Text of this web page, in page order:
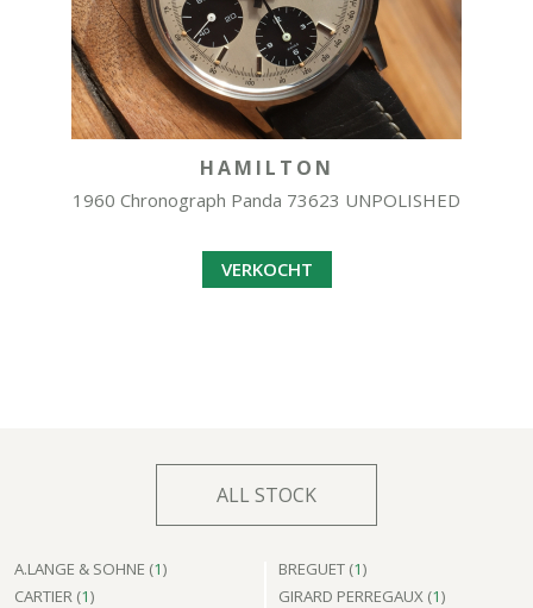
HAMILTON
1960 Chronograph Panda 73623 UNPOLISHED
VERKOCHT
ALL STOCK
A.LANGE & SOHNE (1) BREGUET (1)
CARTIER (1) GIRARD PERREGAUX (1)